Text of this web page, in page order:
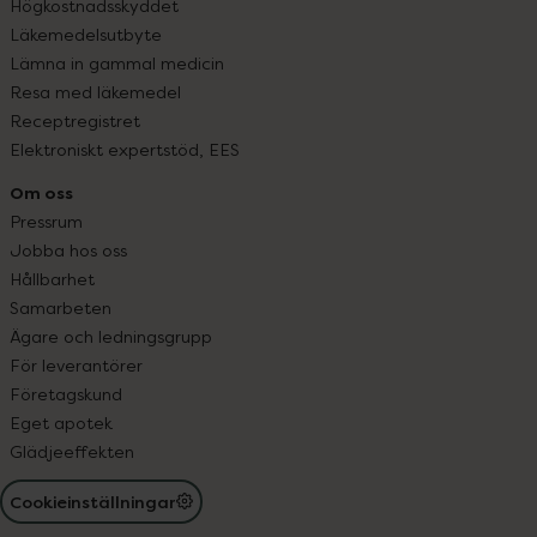
Högkostnadsskyddet
Läkemedelsutbyte
Lämna in gammal medicin
Resa med läkemedel
Receptregistret
Elektroniskt expertstöd, EES
Om oss
Pressrum
Jobba hos oss
Hållbarhet
Samarbeten
Ägare och ledningsgrupp
För leverantörer
Företagskund
Eget apotek
Glädjeeffekten
Cookieinställningar